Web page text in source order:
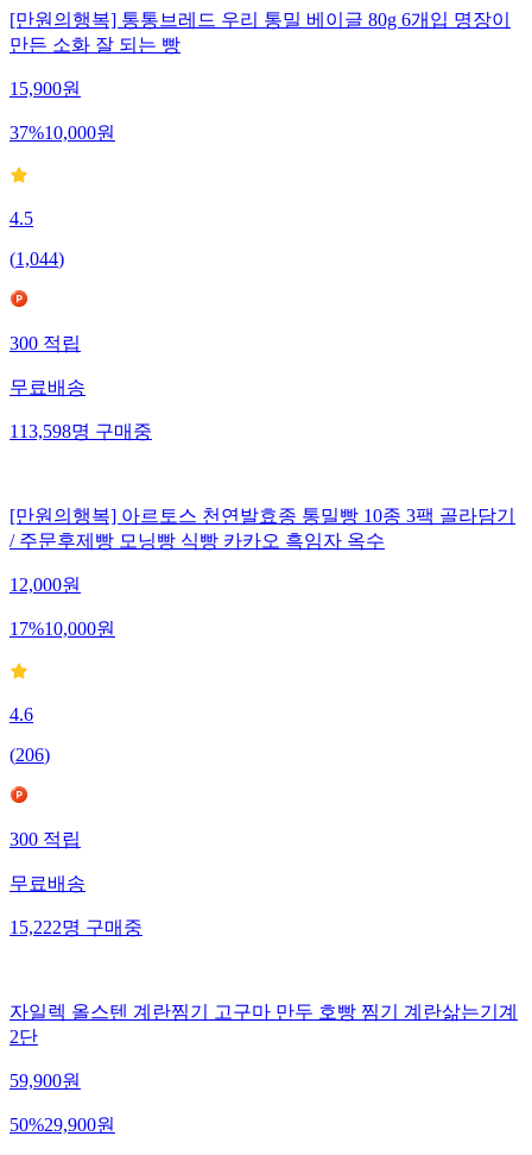
[만원의행복] 통통브레드 우리 통밀 베이글 80g 6개입 명장이
만든 소화 잘 되는 빵
15,900원
37%10,000원
4.5
(1,044)
300 적립
무료배송
113,598명 구매중
[만원의행복] 아르토스 천연발효종 통밀빵 10종 3팩 골라담기
/ 주문후제빵 모닝빵 식빵 카카오 흑임자 옥수
12,000원
17%10,000원
4.6
(206)
300적립
무료배송
15,222명구매중
자일렉 올스텐 계란찜기 고구마 만두 호빵 찜기 계란삶는기계
2단
59,900원
50%29,900원